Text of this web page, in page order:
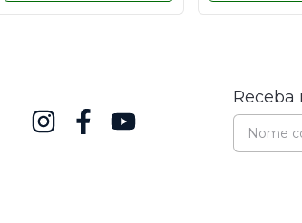
Receba